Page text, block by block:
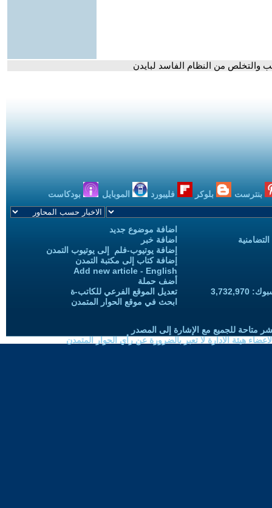
من النظام الفاسد لبايدن
بنترست بلوكر فليبورد الموبايل بودكاست
اضافة موضوع جديد
اضافة خبر
إضافة يوتيوب-فلم إلى يوتيوب التمدن
إضافة كتاب إلى مكتبة التمدن
Add new article - English
أضف حملة
تعديل الموقع الفرعي للكاتب-ة
ابحث في موقع الحوار المتمدن
متاحة للجميع مع الإشارة إلى المصدر
هيئة الادارة لا تعبر بالضرورة عن رأي الحوار المتمدن